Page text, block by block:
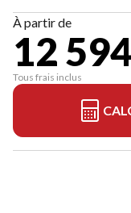
À partir de
12
Tous frais inclus